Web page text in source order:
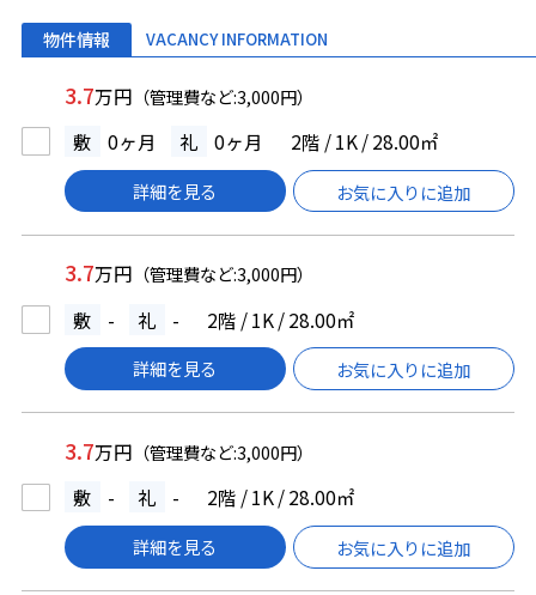
物件情報 VACANCY INFORMATION
3.7万円 （管理費など:3,000円）
敷 0ヶ月 礼 0ヶ月 2階 / 1K / 28.00㎡
詳細を見る お気に入りに追加
3.7万円 （管理費など:3,000円）
敷 - 礼 - 2階 / 1K / 28.00㎡
詳細を見る お気に入りに追加
3.7万円 （管理費など:3,000円）
敷 - 礼 - 2階 / 1K / 28.00㎡
詳細を見る お気に入りに追加